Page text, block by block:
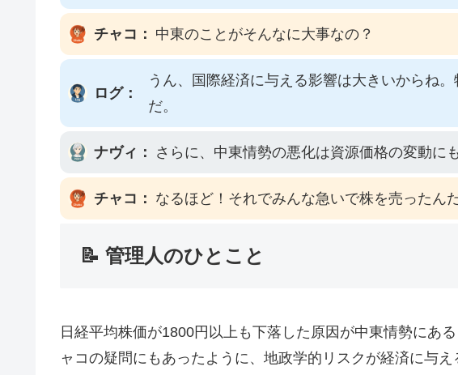
チャコ： 中東のことがそんなに大事なの？
ログ：
うん、国際経済に与える影響は大きいからね
だ。
ナヴィ： さらに、中東情勢の悪化は資源価格の変動に
チャコ： なるほど！それでみんな急いで株を売ったん
📝 管理人のひとこと
日経平均株価が1800円以上も下落した原因が中東情勢にあ
ャコの疑問にもあったように、地政学的リスクが経済に与